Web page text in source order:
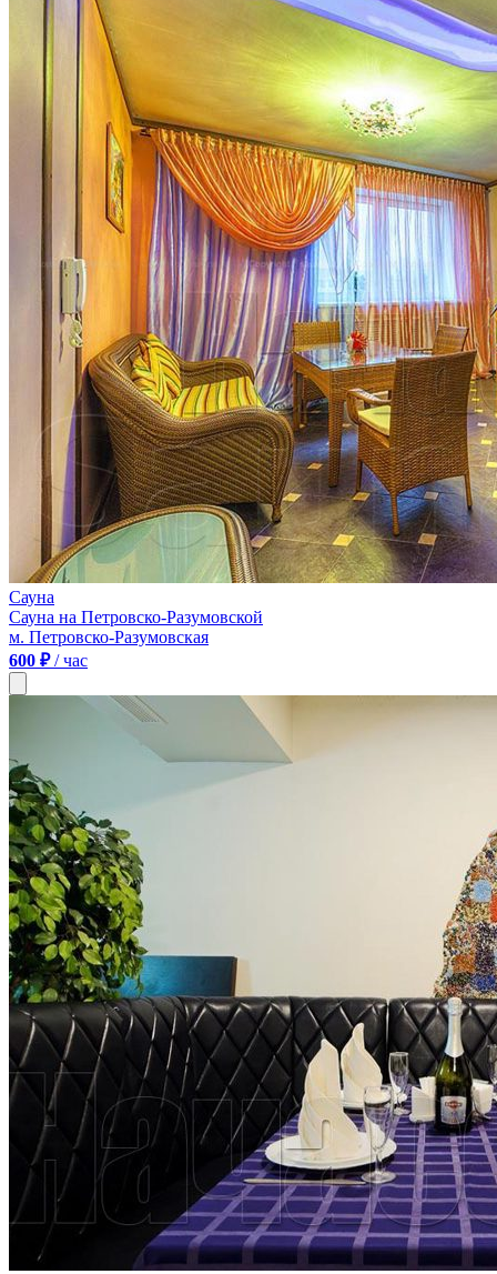
Сауна
Сауна на Петровско-Разумовской
м. Петровско-Разумовская
600 ₽/ час